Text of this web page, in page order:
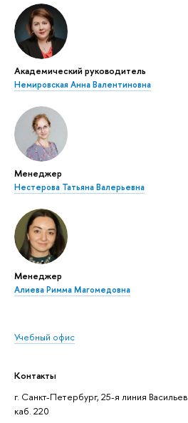
Академический руководитель
Немировская Анна Валентиновна
Менеджер
Нестерова Татьяна Валерьевна
Менеджер
Алиева Римма Магомедовна
Учебный офис
Контакты
г. Санкт-Петербург, 25-я линия
каб. 220